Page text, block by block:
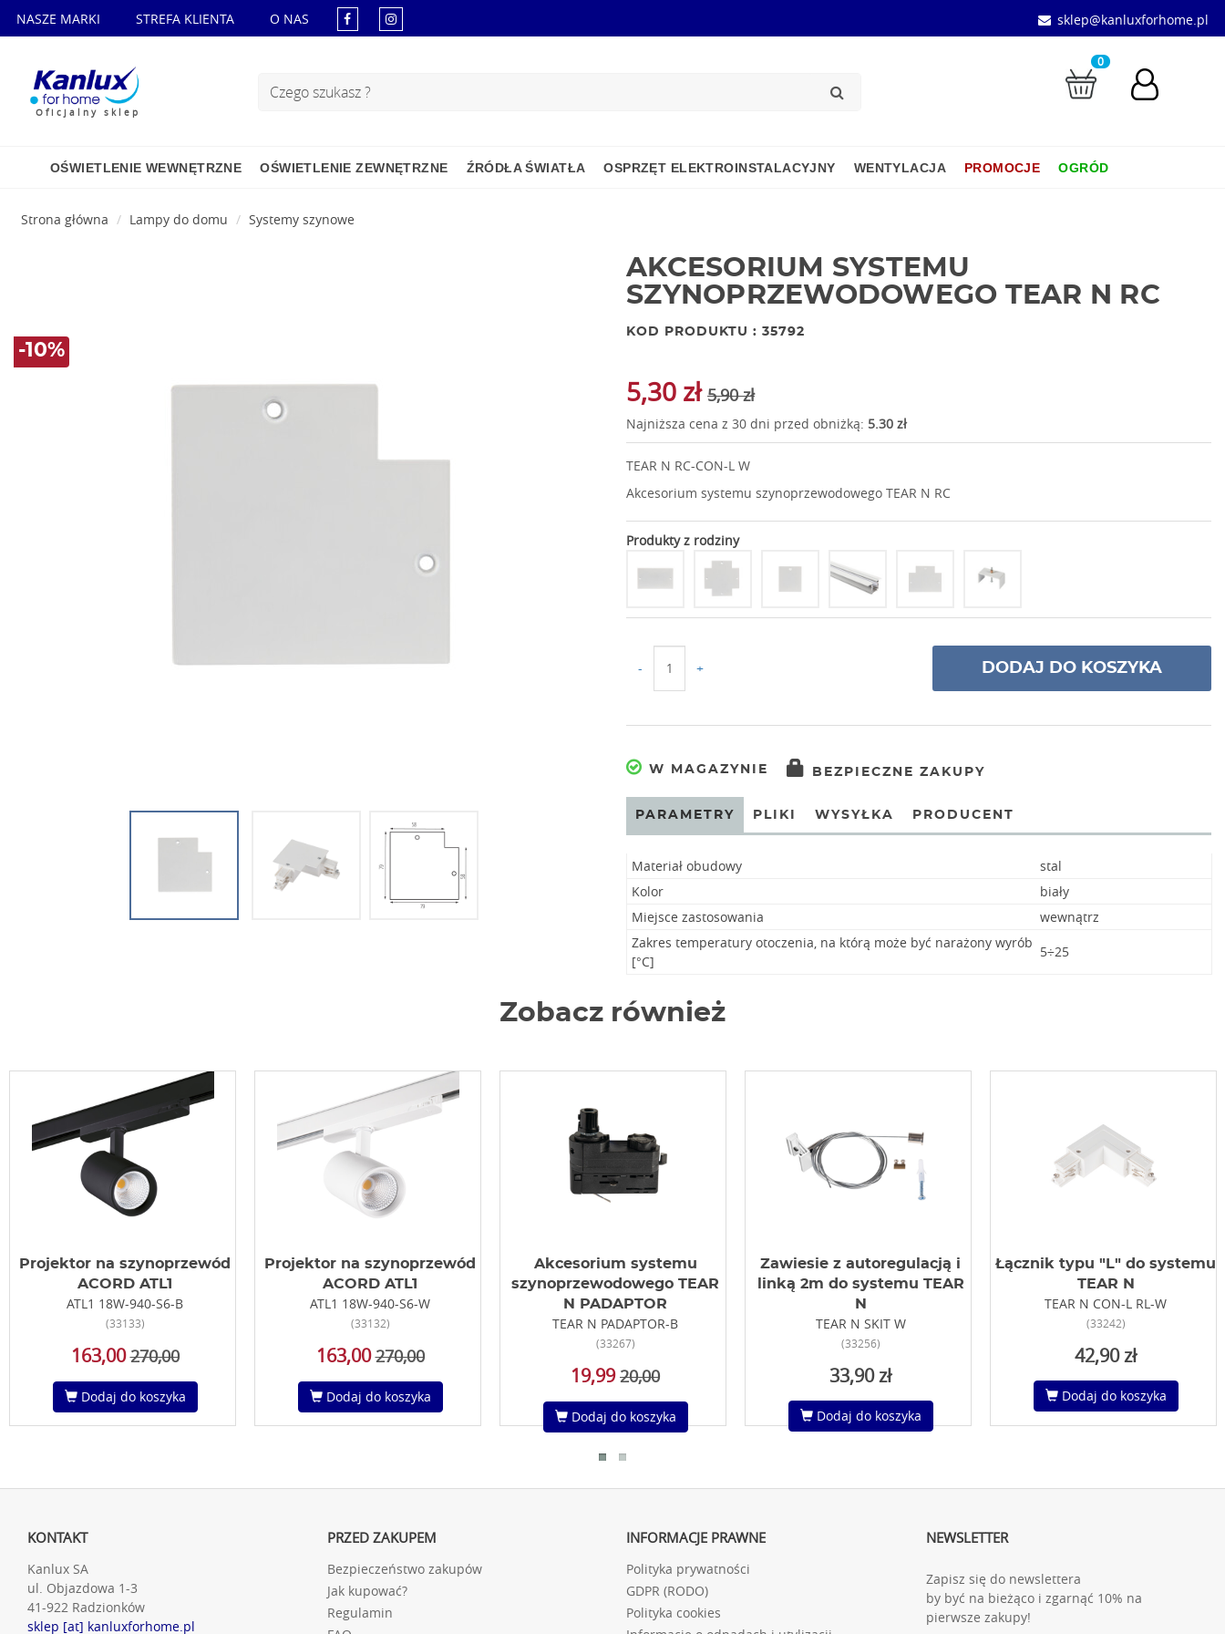
NASZE MARKI STREFA KLIENTA O NAS sklep@kanluxforhome.pl
Oficjalny sklep
0
OŚWIETLENIE WEWNĘTRZNE OŚWIETLENIE ZEWNĘTRZNE ŹRÓDŁA ŚWIATŁA OSPRZĘT ELEKTROINSTALACYJNY WENTYLACJA PROMOCJE OGRÓD
Strona główna Lampy do domu Systemy szynowe
-10%
AKCESORIUM SYSTEMU
SZYNOPRZEWODOWEGO TEAR N RC
KOD PRODUKTU : 35792
5,30 zł 5,90 zł
Najniższa cena z 30 dni przed obniżką: 5.30 zł
TEAR N RC-CON-L W
Akcesorium systemu szynoprzewodowego TEAR N RC
Produkty z rodziny
- + DODAJ DO KOSZYKA
W MAGAZYNIE BEZPIECZNE ZAKUPY
PARAMETRY PLIKI WYSYŁKA PRODUCENT
Materiał obudowy
stal
Kolor
biały
Miejsce zastosowania
wewnątrz
Zakres temperatury otoczenia, na którą może być narażony wyrób
[°C]
5÷25
Zobacz również
Projektor na szynoprzewód
ACORD ATL1
ATL1 18W-940-S6-B
(33133)
163,00 270,00
Dodaj do koszyka
Projektor na szynoprzewód
ACORD ATL1
ATL1 18W-940-S6-W
(33132)
163,00 270,00
Dodaj do koszyka
Akcesorium systemu
szynoprzewodowego TEAR
N PADAPTOR
TEAR N PADAPTOR-B
(33267)
19,99 20,00
Dodaj do koszyka
Zawiesie z autoregulacją i
linką 2m do systemu TEAR
N
TEAR N SKIT W
(33256)
33,90 zł
Dodaj do koszyka
Łącznik typu "L" do systemu
TEAR N
TEAR N CON-L RL-W
(33242)
42,90 zł
Dodaj do koszyka
KONTAKT
Kanlux SA
ul. Objazdowa 1-3
41-922 Radzionków
sklep [at] kanluxforhome.pl
PRZED ZAKUPEM
Bezpieczeństwo zakupów
Jak kupować?
Regulamin
INFORMACJE PRAWNE
Polityka prywatności
GDPR (RODO)
Polityka cookies
NEWSLETTER
Zapisz się do newslettera
by być na bieżąco i zgarnąć 10% na
pierwsze zakupy!